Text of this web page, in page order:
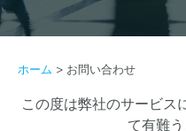
ホーム お問い合わせ
この度は弊社のサービス
て有難う